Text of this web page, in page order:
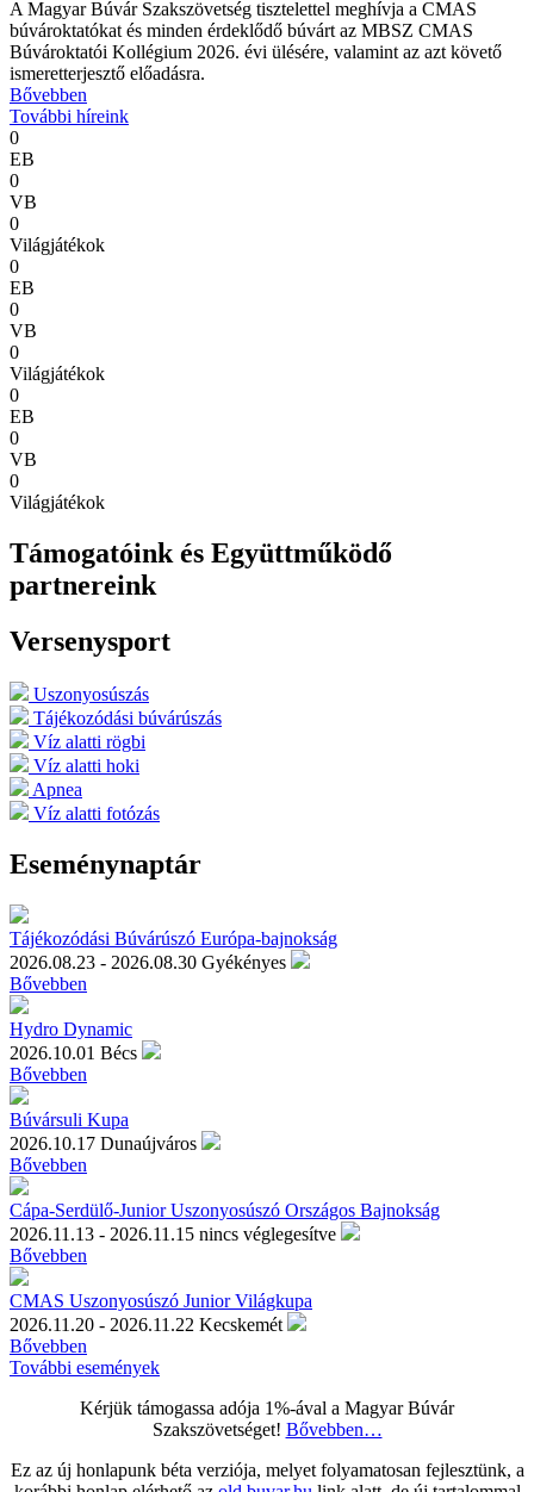
A Magyar Búvár Szakszövetség tisztelettel meghívja a CMAS
búvároktatókat és minden érdeklődő búvárt az MBSZ CMAS
Búvároktatói Kollégium 2026. évi ülésére, valamint az azt követő
ismeretterjesztő előadásra.
Bővebben
További híreink
0
EB
0
VB
0
Világjátékok
0
EB
0
VB
0
Világjátékok
0
EB
0
VB
0
Világjátékok
Támogatóink és Együttműködő
partnereink
Versenysport
Uszonyosúszás
Tájékozódási búvárúszás
Víz alatti rögbi
Víz alatti hoki
Apnea
Víz alatti fotózás
Eseménynaptár
Tájékozódási Búvárúszó Európa-bajnokság
2026.08.23 - 2026.08.30 Gyékényes
Bővebben
Hydro Dynamic
2026.10.01 Bécs
Bővebben
Búvársuli Kupa
2026.10.17 Dunaújváros
Bővebben
Cápa-Serdülő-Junior Uszonyosúszó Országos Bajnokság
2026.11.13 - 2026.11.15 nincs véglegesítve
Bővebben
CMAS Uszonyosúszó Junior Világkupa
2026.11.20 - 2026.11.22 Kecskemét
Bővebben
További események
Kérjük támogassa adója 1%-ával a Magyar Búvár
Szakszövetséget! Bővebben…
Ez az új honlapunk béta verziója, melyet folyamatosan fejlesztünk, a